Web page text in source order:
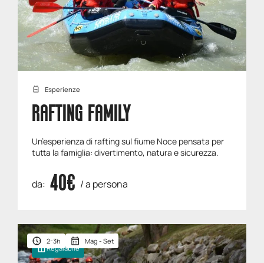
Esperienze
RAFTING FAMILY
Un’esperienza di rafting sul fiume Noce pensata per
tutta la famiglia: divertimento, natura e sicurezza.
da: 40€ / a persona
Regalabile
2-3h Mag - Set